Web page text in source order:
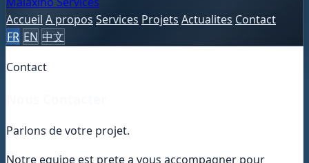
Accueil A propos Services Projets Actualites Contact
FR EN 中文
Contact
Parlons de votre projet.
Notre equipe est prete a vous accompagner pour